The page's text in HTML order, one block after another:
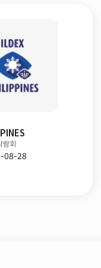
람회
09-10
바이